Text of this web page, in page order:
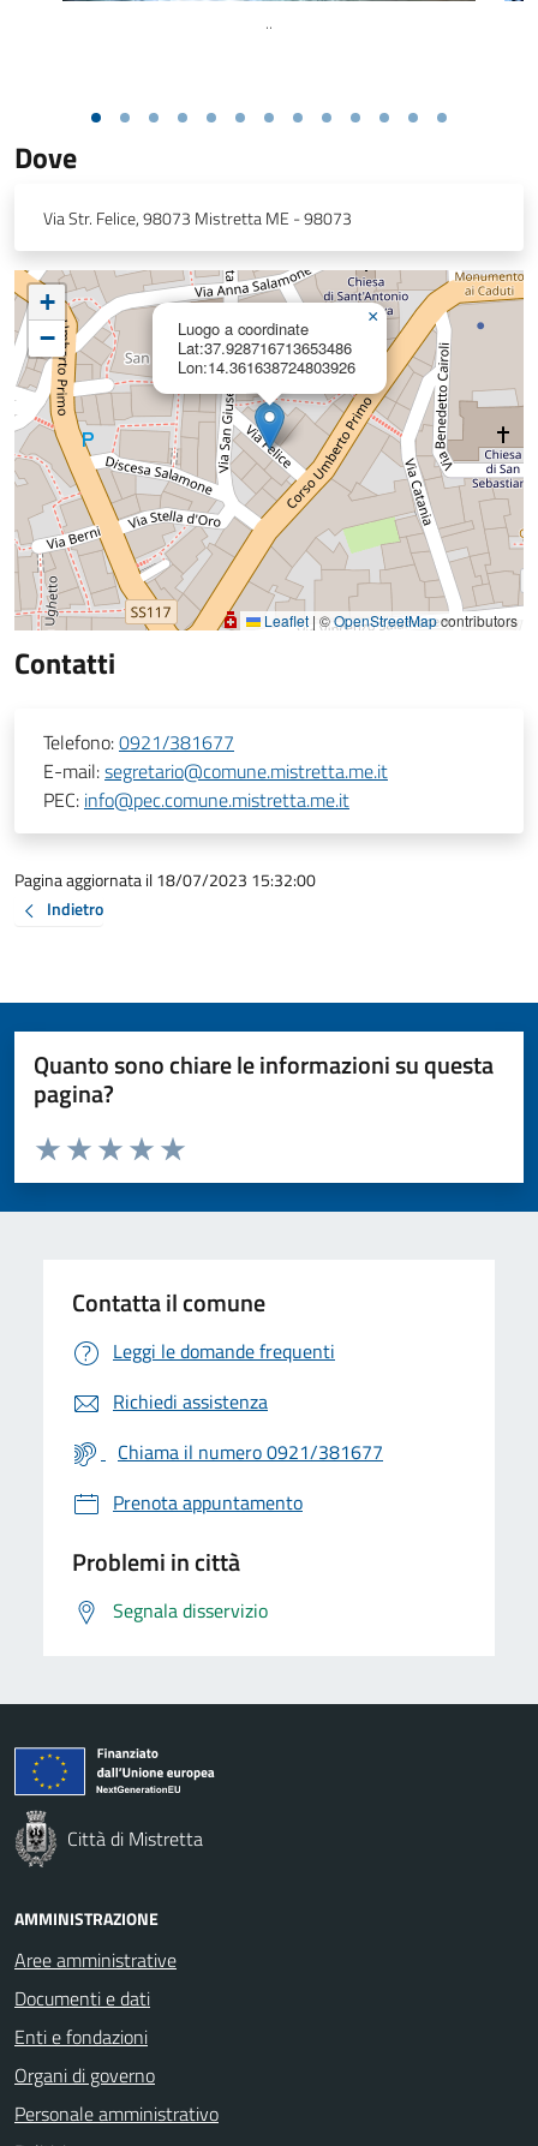
..
Dove
Via Str. Felice, 98073 Mistretta ME - 98073
Luogo a coordinate
Lat:37.928716713653486
Lon:14.361638724803926
×
+
−
Leaflet | ©OpenStreetMapcontributors
Contatti
Telefono:0921/381677
E-mail:segretario@comune.mistretta.me.it
PEC: info@pec.comune.mistretta.me.it
Pagina aggiornata il 18/07/2023 15:32:00
Indietro
Quanto sono chiare le informazioni su questa
pagina?
Valuta da 1 a 5 stelle la pagina
Valuta 5 stelle su 5
Valuta 4 stelle su 5
Valuta 3 stelle su 5
Valuta 2 stelle su 5
Valuta 1 stelle su 5
Contatta il comune
Leggi le domande frequenti
Richiedi assistenza
Chiama il numero 0921/381677
Prenota appuntamento
Problemi in città
Segnala disservizio
Città di Mistretta
AMMINISTRAZIONE
Aree amministrative
Documenti e dati
Enti e fondazioni
Organi di governo
Personale amministrativo